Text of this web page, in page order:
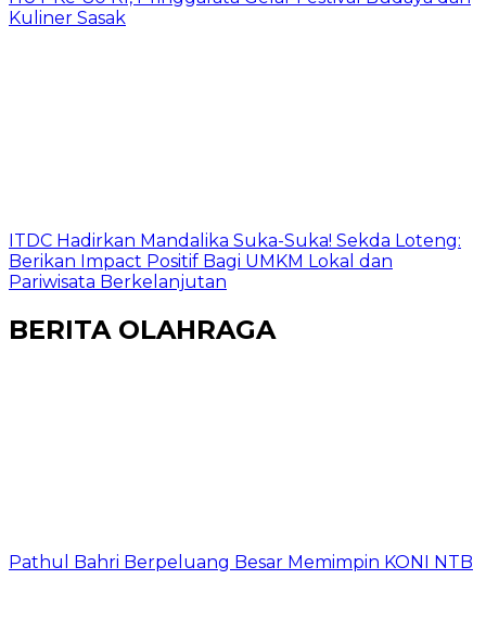
Kuliner Sasak
ITDC Hadirkan Mandalika Suka-Suka! Sekda Loteng:
Berikan Impact Positif Bagi UMKM Lokal dan
Pariwisata Berkelanjutan
BERITA OLAHRAGA
Pathul Bahri Berpeluang Besar Memimpin KONI NTB